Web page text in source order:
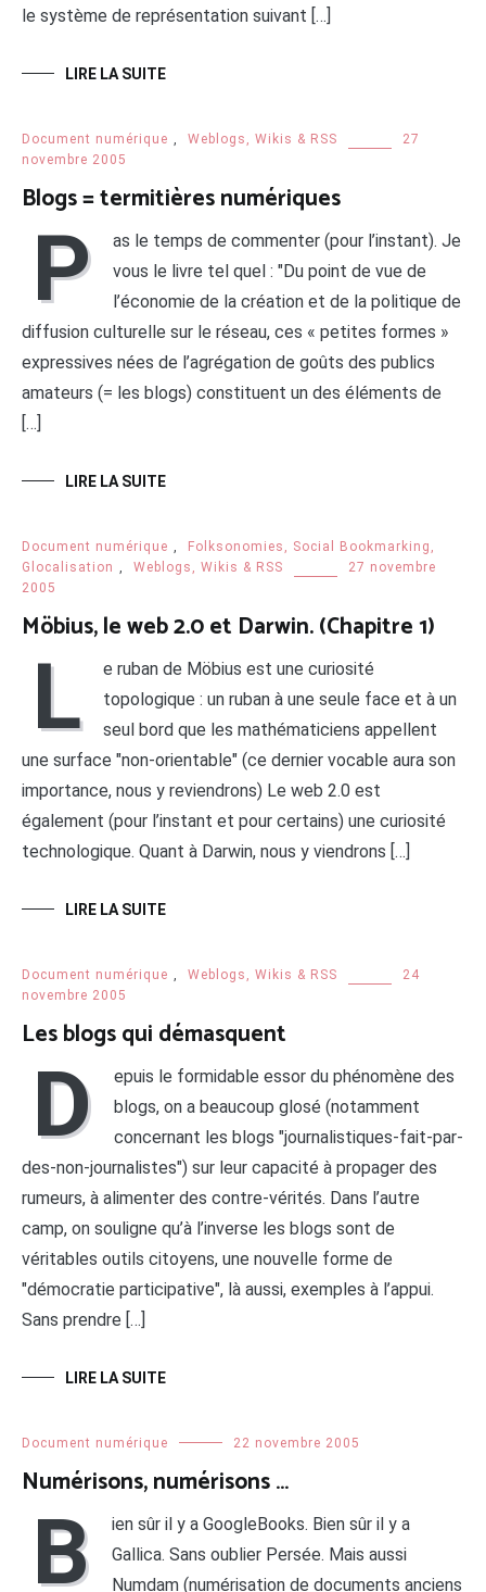
le système de représentation suivant […]
LIRE LA SUITE
Document numérique Weblogs, Wikis & RSS
27
novembre 2005
Blogs = termitières numériques
P
as le temps de commenter (pour l’instant). Je
vous le livre tel quel : "Du point de vue de
l’économie de la création et de la politique de
diffusion culturelle sur le réseau, ces « petites formes »
expressives nées de l’agrégation de goûts des publics
amateurs (= les blogs) constituent un des éléments de
[…]
LIRE LA SUITE
Document numérique
Folksonomies, Social Bookmarking,
Glocalisation
Weblogs, Wikis & RSS
27 novembre
2005
Möbius, le web 2.0 et Darwin. (Chapitre 1)
L
e ruban de Möbius est une curiosité
topologique : un ruban à une seule face et à un
seul bord que les mathématiciens appellent
une surface "non-orientable" (ce dernier vocable aura son
importance, nous y reviendrons) Le web 2.0 est
également (pour l’instant et pour certains) une curiosité
technologique. Quant à Darwin, nous y viendrons […]
LIRE LA SUITE
Document numérique Weblogs, Wikis & RSS
24
novembre 2005
Les blogs qui démasquent
D
epuis le formidable essor du phénomène des
blogs, on a beaucoup glosé (notamment
concernant les blogs "journalistiques-fait-par-
des-non-journalistes") sur leur capacité à propager des
rumeurs, à alimenter des contre-vérités. Dans l’autre
camp, on souligne qu’à l’inverse les blogs sont de
véritables outils citoyens, une nouvelle forme de
"démocratie participative", là aussi, exemples à l’appui.
Sans prendre […]
LIRE LA SUITE
Document numérique 22 novembre 2005
Numérisons, numérisons …
B
ien sûr il y a GoogleBooks. Bien sûr il y a
Gallica. Sans oublier Persée. Mais aussi
Numdam (numérisation de documents anciens